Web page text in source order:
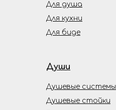
Души
Душевые системы
Для биде
Для кухни
Для душа
Душевые стойки